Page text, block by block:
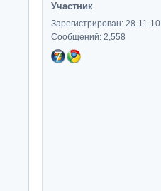
Участник
Зарегистрирован: 28-11-10
Сообщений: 2,558